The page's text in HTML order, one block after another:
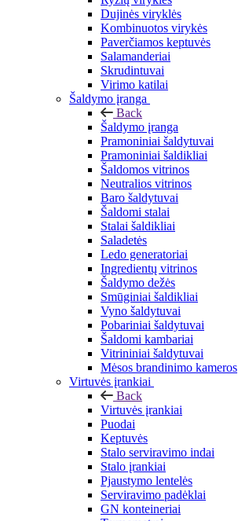
Dujinės viryklės
Kombinuotos virykės
Paverčiamos keptuvės
Salamanderiai
Skrudintuvai
Virimo katilai
Šaldymo įranga
Back
Šaldymo įranga
Pramoniniai šaldytuvai
Pramoniniai šaldikliai
Šaldomos vitrinos
Neutralios vitrinos
Baro šaldytuvai
Šaldomi stalai
Stalai šaldikliai
Saladetės
Ledo generatoriai
Ingredientų vitrinos
Šaldymo dežės
Smūginiai šaldikliai
Vyno šaldytuvai
Pobariniai šaldytuvai
Šaldomi kambariai
Vitrininiai šaldytuvai
Mėsos brandinimo kameros
Virtuvės įrankiai
Back
Virtuvės įrankiai
Puodai
Keptuvės
Stalo serviravimo indai
Stalo įrankiai
Pjaustymo lentelės
Serviravimo padėklai
GN konteineriai